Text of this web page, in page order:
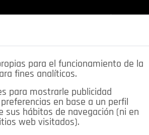
para el funcionamiento de la
fines analíticos.
para mostrarle publicidad
en base a un perfil
sus hábitos de navegación (ni en
web visitados).